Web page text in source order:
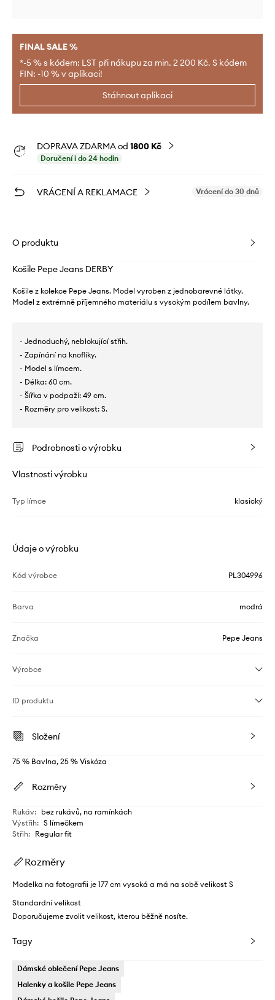
FINAL SALE %
*-5 % s kódem: LST při nákupu za min. 2 200 Kč. S kódem
FIN: -10 % v aplikaci!
Stáhnout aplikaci
DOPRAVA ZDARMA od 1800 Kč
Doručení i do 24 hodin
VRÁCENÍ A REKLAMACE Vrácení do 30 dnů
O produktu
Košile Pepe Jeans DERBY
Košile z kolekce Pepe Jeans. Model vyroben z jednobarevné látky.
Model z extrémně příjemného materiálu s vysokým podílem bavlny.
- Jednoduchý, neblokující střih.
- Zapínání na knoflíky.
- Model s límcem.
- Délka: 60 cm.
- Šířka v podpaží: 49 cm.
- Rozměry pro velikost: S.
Podrobnosti o výrobku
Vlastnosti výrobku
Typ límce klasický
Údaje o výrobku
Kód výrobce PL304996
Barva modrá
Značka Pepe Jeans
Výrobce
ID produktu
Složení
75 % Bavlna, 25 % Viskóza
Rozměry
Rukáv: bez rukávů, na ramínkách
Výstřih: S límečkem
Střih: Regular fit
Rozměry
Modelka na fotografii je 177 cm vysoká a má na sobě velikost S
Standardní velikost
Doporučujeme zvolit velikost, kterou běžně nosíte.
Tagy
Dámské oblečení Pepe Jeans
Halenky a košile Pepe Jeans